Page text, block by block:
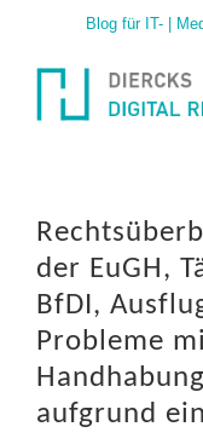
Blog für IT- |
der EuGH,
BfDI,
Probleme
aufgrund